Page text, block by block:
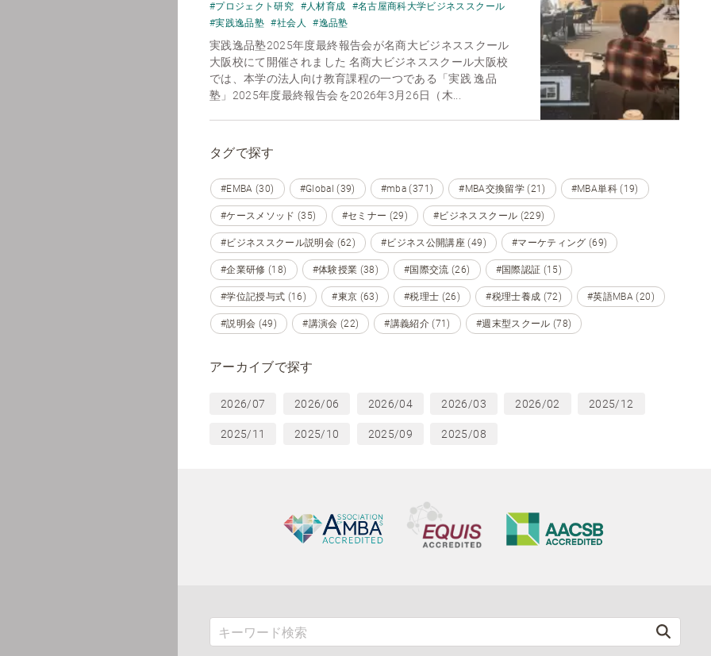
#プロジェクト研究 #人材育成
#名古屋商科大学ビジネススクール
#実践逸品塾
#社会人 #逸品塾
実践逸品塾2025年度最終報告会が名商大ビジネススクール
大阪校にて開催されました 名商大ビジネススクール大阪校
では、本学の法人向け教育課程の一つである「実践 逸品
塾」2025年度最終報告会を2026年3月26日（木...
タグで探す
#EMBA (30) #Global (39) #mba (371) #MBA交換留学 (21) #MBA単科 (19)
#ケースメソッド (35) #セミナー (29) #ビジネススクール (229)
#ビジネススクール説明会 (62) #ビジネス公開講座 (49) #マーケティング (69)
#企業研修 (18) #体験授業 (38) #国際交流 (26) #国際認証 (15)
#学位記授与式 (16) #東京 (63) #税理士 (26) #税理士養成 (72) #英語MBA (20)
#説明会 (49) #講演会 (22) #講義紹介 (71) #週末型スクール (78)
アーカイブで探す
2026/07 2026/06 2026/04 2026/03 2026/02 2025/12
2025/11 2025/10 2025/09 2025/08